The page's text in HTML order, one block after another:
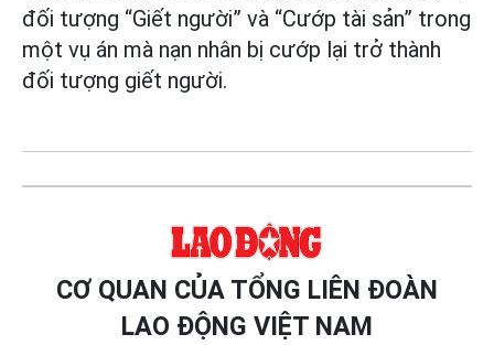
đối tượng “Giết người” và “Cướp tài sản” trong
một vụ án mà nạn nhân bị cướp lại trở thành
đối tượng giết người.
CƠ QUAN CỦA TỔNG LIÊN ĐOÀN
LAO ĐỘNG VIỆT NAM